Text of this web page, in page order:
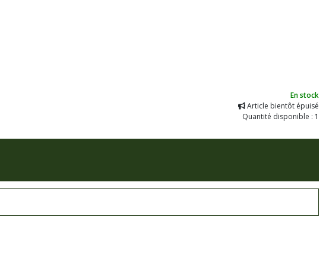
En stock
Article bientôt épuisé
Quantité disponible : 1